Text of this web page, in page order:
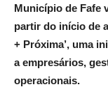
Município de Fafe
partir do início de
+ Próxima’, uma
a empresários,
operacionais.